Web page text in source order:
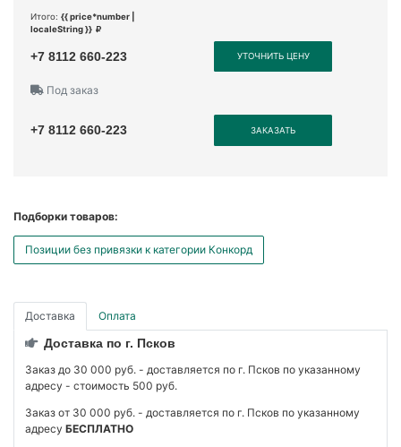
Итого: {{ price*number |
localeString }}
+7 8112 660-223 УТОЧНИТЬ ЦЕНУ
Под заказ
+7 8112 660-223 ЗАКАЗАТЬ
Подборки товаров:
Позиции без привязки к категории Конкорд
Доставка Оплата
Доставка по г. Псков
Заказ до 30 000 руб. - доставляется по г. Псков по указанному
адресу - стоимость 500 руб.
Заказ от 30 000 руб. - доставляется по г. Псков по указанному
адресу БЕСПЛАТНО